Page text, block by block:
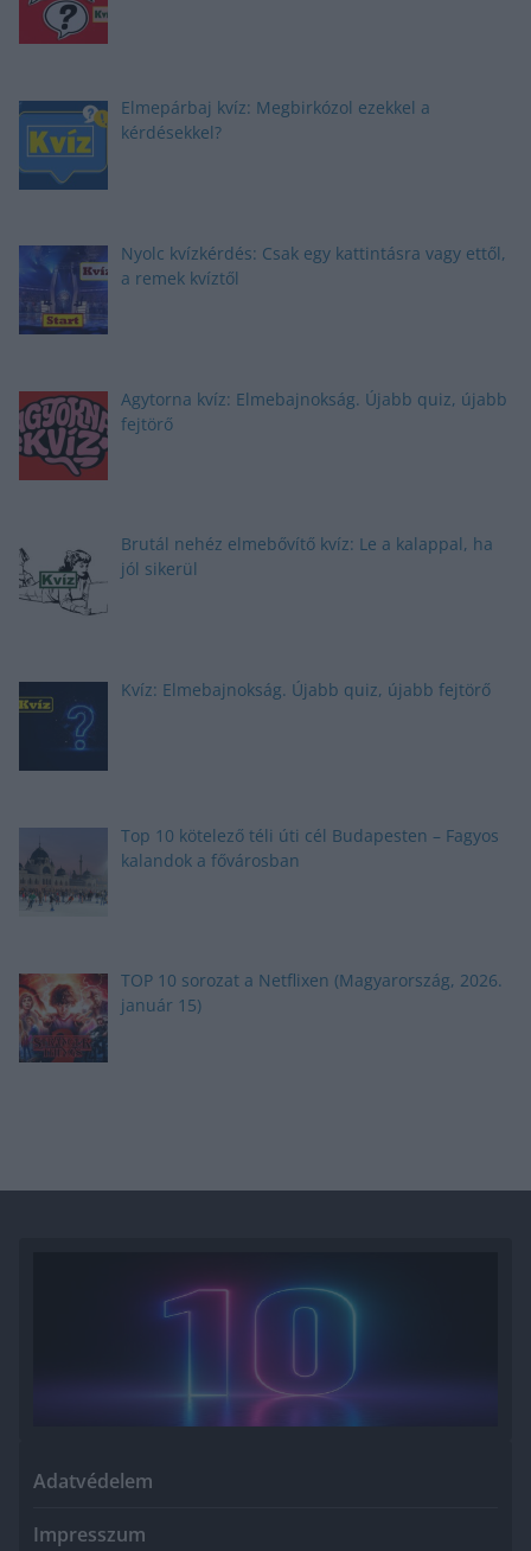
Elmepárbaj kvíz: Megbirkózol ezekkel a
kérdésekkel?
Nyolc kvízkérdés: Csak egy kattintásra vagy ettől,
a remek kvíztől
Agytorna kvíz: Elmebajnokság. Újabb quiz, újabb
fejtörő
Brutál nehéz elmebővítő kvíz: Le a kalappal, ha
jól sikerül
Kvíz: Elmebajnokság. Újabb quiz, újabb fejtörő
Top 10 kötelező téli úti cél Budapesten – Fagyos
kalandok a fővárosban
TOP 10 sorozat a Netflixen (Magyarország, 2026.
január 15)
Adatvédelem
Impresszum